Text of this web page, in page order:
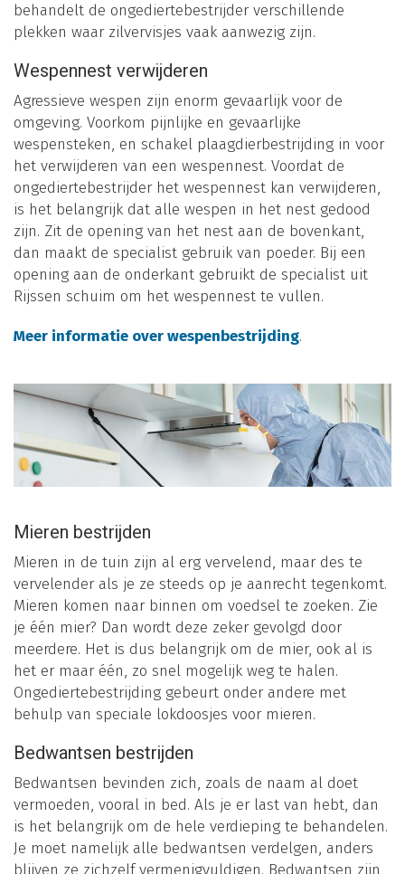
behandelt de ongediertebestrijder verschillende
plekken waar zilvervisjes vaak aanwezig zijn.
Wespennest verwijderen
Agressieve wespen zijn enorm gevaarlijk voor de
omgeving. Voorkom pijnlijke en gevaarlijke
wespensteken, en schakel plaagdierbestrijding in voor
het verwijderen van een wespennest. Voordat de
ongediertebestrijder het wespennest kan verwijderen,
is het belangrijk dat alle wespen in het nest gedood
zijn. Zit de opening van het nest aan de bovenkant,
dan maakt de specialist gebruik van poeder. Bij een
opening aan de onderkant gebruikt de specialist uit
Rijssen schuim om het wespennest te vullen.
Meer informatie over wespenbestrijding.
Mieren bestrijden
Mieren in de tuin zijn al erg vervelend, maar des te
vervelender als je ze steeds op je aanrecht tegenkomt.
Mieren komen naar binnen om voedsel te zoeken. Zie
je één mier? Dan wordt deze zeker gevolgd door
meerdere. Het is dus belangrijk om de mier, ook al is
het er maar één, zo snel mogelijk weg te halen.
Ongediertebestrijding gebeurt onder andere met
behulp van speciale lokdoosjes voor mieren.
Bedwantsen bestrijden
Bedwantsen bevinden zich, zoals de naam al doet
vermoeden, vooral in bed. Als je er last van hebt, dan
is het belangrijk om de hele verdieping te behandelen.
Je moet namelijk alle bedwantsen verdelgen, anders
blijven ze zichzelf vermenigvuldigen. Bedwantsen zijn